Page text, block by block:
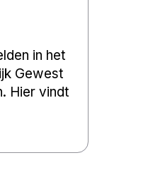
in het
Gewest
Hier vindt